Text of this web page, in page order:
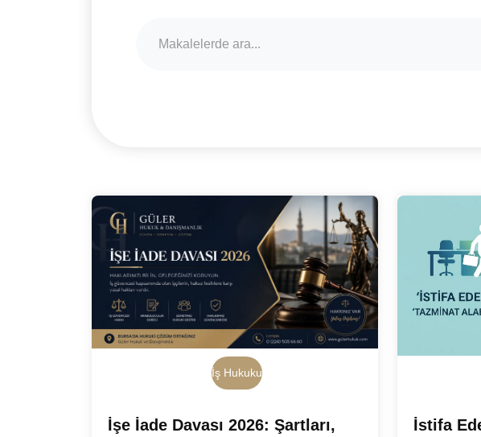
İş Hukuku
İşe İade Davası 2026: Şartları,
İstifa